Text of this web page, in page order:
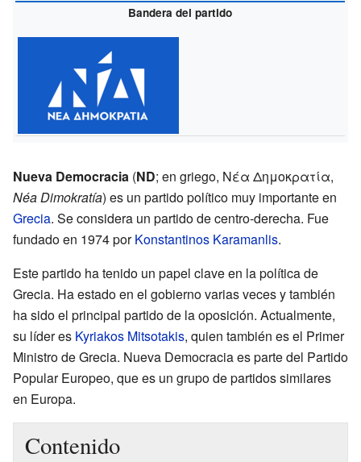
Bandera del partido
Nueva Democracia (ND; en griego, Νέα Δημοκρατία,
Néa Dimokratía) es un partido político muy importante en
Grecia. Se considera un partido de centro-derecha. Fue
fundado en 1974 porKonstantinos Karamanlis.
Este partido ha tenido un papel clave en la política de
Grecia. Ha estado en el gobierno varias veces y también
ha sido el principal partido de la oposición. Actualmente,
su líder es Kyriakos Mitsotakis, quien también es el Primer
Ministro de Grecia. Nueva Democracia es parte del Partido
Popular Europeo, que es un grupo de partidos similares
en Europa.
Contenido